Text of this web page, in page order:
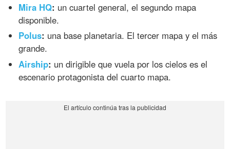
Mira HQ: un cuartel general, el segundo mapa
disponible.
Polus: una base planetaria. El tercer mapa y el más
grande.
Airship: un dirigible que vuela por los cielos es el
escenario protagonista del cuarto mapa.